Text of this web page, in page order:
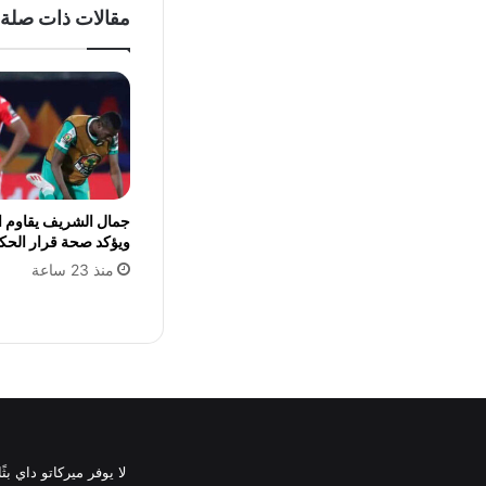
مقالات ذات صلة
جمال الشريف يقاوم
ويؤكد صحة قرار
منذ 23 ساعة
لا يوفر ميركاتو داي